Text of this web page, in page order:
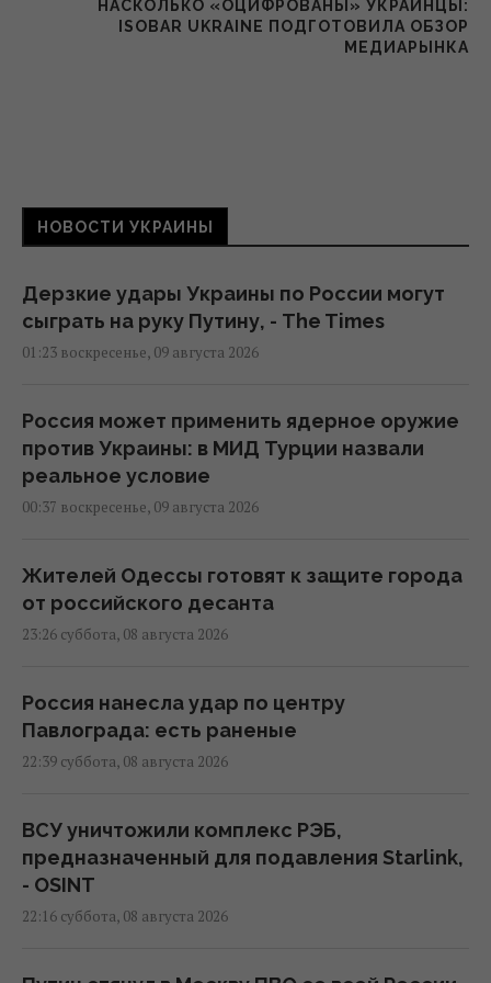
НАСКОЛЬКО «ОЦИФРОВАНЫ» УКРАИНЦЫ:
ISOBAR UKRAINE ПОДГОТОВИЛА ОБЗОР
МЕДИАРЫНКА
НОВОСТИ УКРАИНЫ
Дерзкие удары Украины по России могут
сыграть на руку Путину, - The Times
01:23 воскресенье, 09 августа 2026
Россия может применить ядерное оружие
против Украины: в МИД Турции назвали
реальное условие
00:37 воскресенье, 09 августа 2026
Жителей Одессы готовят к защите города
от российского десанта
23:26 суббота, 08 августа 2026
Россия нанесла удар по центру
Павлограда: есть раненые
22:39 суббота, 08 августа 2026
ВСУ уничтожили комплекс РЭБ,
предназначенный для подавления Starlink,
- OSINT
22:16 суббота, 08 августа 2026